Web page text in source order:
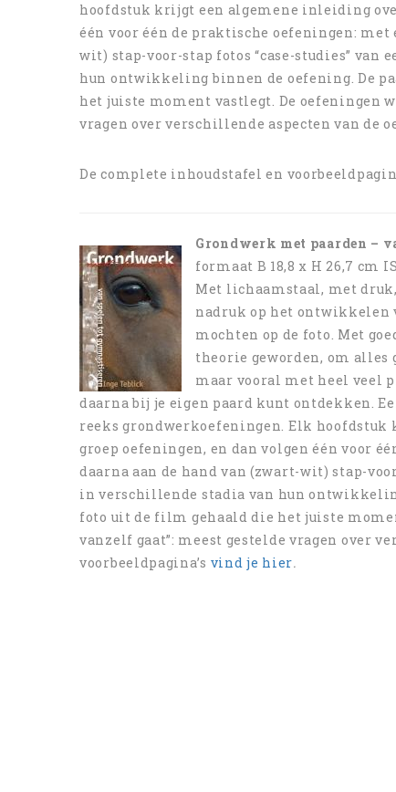
hoofdstuk krijgt een algemene inleiding
één voor één de praktische oefeningen: met
wit) stap-voor-stap fotos “case-studies” van
hun ontwikkeling binnen de oefening. De
het juiste moment vastlegt. De oefeningen
vragen over verschillende aspecten van de
De complete inhoudstafel en
Grondwerk met paarden –
formaat B 18,8 x H 26,7 cm
Met lichaamstaal, met
nadruk op het ontwikkelen
mochten op de foto. Met
theorie geworden, om alles
maar vooral met heel veel
daarna bij je eigen paard kunt ontdekken.
reeks grondwerkoefeningen. Elk
groep oefeningen, en dan volgen één voor
daarna aan de hand van (zwart-wit) stap-
in verschillende stadia van hun
foto uit de film gehaald die het juiste
vanzelf gaat”: meest gestelde vragen over
voorbeeldpagina’s vind je hier.